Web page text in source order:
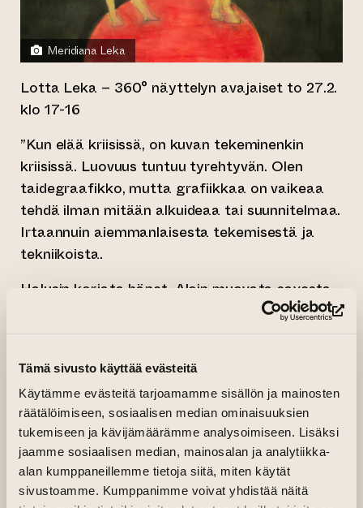
Tämä sivusto käyttää evästeitä
Käytämme evästeitä tarjoamamme sisällön ja mainosten
räätälöimiseen, sosiaalisen median ominaisuuksien
tukemiseen ja kävijämäärämme analysoimiseen. Lisäksi
jaamme sosiaalisen median, mainosalan ja analytiikka-
alan kumppaneillemme tietoja siitä, miten käytät
sivustoamme. Kumppanimme voivat yhdistää näitä
Meridiana Leka
Lotta Leka – 360° näyttelyn avajaiset to 27.2.
klo 17-16
”Kun elää kriisissä, on kuvan tekeminenkin
kriisissä. Luovuus tuntuu tyrehtyvän. Olen
taidegraafikko, mutta grafiikkaa on vaikeaa
tehdä ilman mitään alkuideaa tai suunnitelmaa.
Irtaannuin aiemmanlaisesta tekemisestä ja
tekniikoista.
Halusin korjata hänet. Aloin muovata savesta
hänelle eheää tulevaisuutta. Kuivausvaiheessa
hyllyt romahtivat, poltossa osat irtoilivat.
ympyröitä, palloja, kokonaisia. Ne pysyivät
ehjinä.
Otin käteeni siveltimen. Edessäni oli vain tyhjä,
suuri paperi, jota katsoin ja kysyin: mitä väriä
ja muotoa sinä haluat? Alkuvaiheessa kuvat
tuntuivat pelkältä sekamelskalta. Keräilin